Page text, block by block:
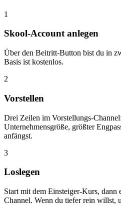
1
Skool-Account anlegen
Über den Beitritt-Button bist du in
Basis ist kostenlos.
2
Vorstellen
Drei Zeilen im Vorstellungs-
Unternehmensgröße, größter
anfängst.
3
Loslegen
Start mit dem Einsteiger-Kurs, dann
Channel. Wenn du tiefer rein willst,